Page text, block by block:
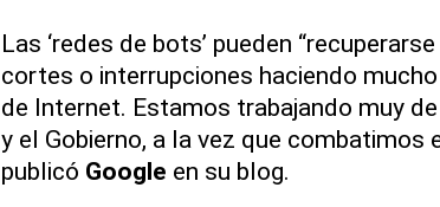
Las ‘redes de bots’ pueden
cortes o interrupciones haciendo
de Internet. Estamos trabajando muy
y el Gobierno, a la vez que combatimos
publicó Google en su blog.